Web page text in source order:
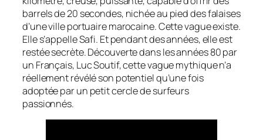
barrels de 20 secondes, nichée au pied des falaises
d’une ville portuaire marocaine. Cette vague existe.
Elle s’appelle Safi. Et pendant des années, elle est
restée secrète. Découverte dans les années 80 par
un Français, Luc Soutif, cette vague mythique n’a
réellement révélé son potentiel qu’une fois
adoptée par un petit cercle de surfeurs
passionnés.